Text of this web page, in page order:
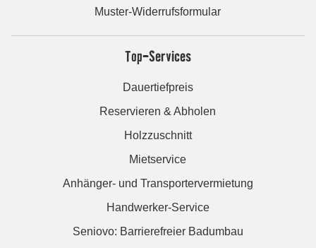
Muster-Widerrufsformular
Top-Services
Dauertiefpreis
Reservieren & Abholen
Holzzuschnitt
Mietservice
Anhänger- und Transportervermietung
Handwerker-Service
Seniovo: Barrierefreier Badumbau